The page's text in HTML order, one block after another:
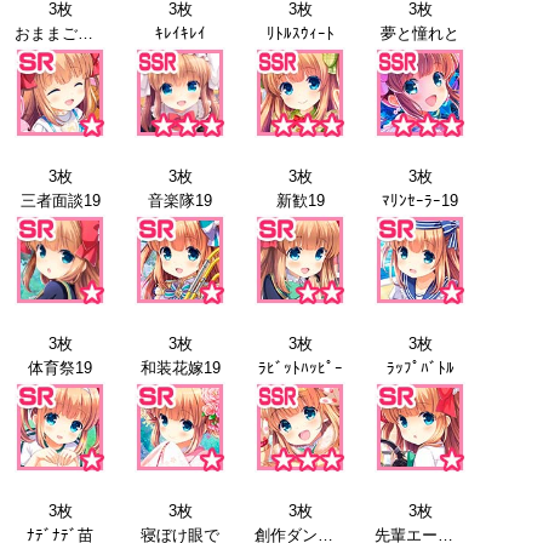
3枚
おままごと18
3枚
ｷﾚｲｷﾚｲ
3枚
ﾘﾄﾙｽｳｨｰﾄ
3枚
夢と憧れと
3枚
三者面談19
3枚
音楽隊19
3枚
新歓19
3枚
ﾏﾘﾝｾｰﾗｰ19
3枚
体育祭19
3枚
和装花嫁19
3枚
ﾗﾋﾞｯﾄﾊｯﾋﾟｰ
3枚
ﾗｯﾌﾟﾊﾞﾄﾙ
3枚
ﾅﾃﾞﾅﾃﾞ苗
3枚
寝ぼけ眼で
3枚
創作ダンス20
3枚
先輩エール21